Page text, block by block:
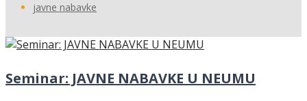
javne nabavke
Seminar: JAVNE NABAVKE U NEUMU